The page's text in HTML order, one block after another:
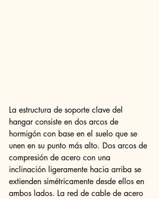
La estructura de soporte clave del
hangar consiste en dos arcos de
hormigón con base en el suelo que se
unen en su punto más alto. Dos arcos de
compresión de acero con una
inclinación ligeramente hacia arriba se
extienden simétricamente desde ellos en
ambos lados. La red de cable de acero